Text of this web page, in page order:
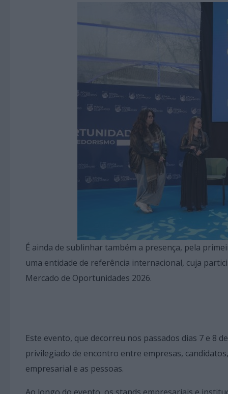
É ainda de sublinhar também a presença, pela
uma entidade de referência internacional, cuja
Mercado de Oportunidades 2026.
Este evento, que decorreu nos passados dias 7 e 8
privilegiado de encontro entre empresas,
empresarial e as pessoas.